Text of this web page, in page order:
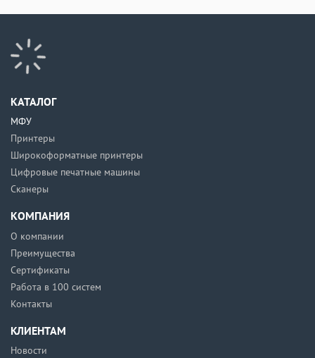
КАТАЛОГ
МФУ
Принтеры
Широкоформатные принтеры
Цифровые печатные машины
Сканеры
КОМПАНИЯ
О компании
Преимущества
Сертификаты
Работа в 100 систем
Контакты
КЛИЕНТАМ
Новости